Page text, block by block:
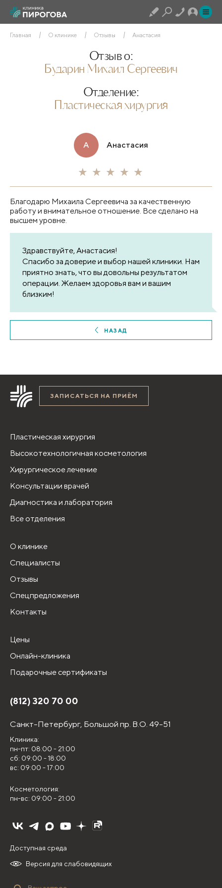
Главная О клинике Отзывы Анастасия
Отзыв о:
Бударин Михаил Сергеевич
Отделение:
Пластическая хирургия
А Анастасия
Благодарю Михаила Сергеевича за качественную
работу и внимательное отношение. Все сделано на
высшем уровне.
Здравствуйте, Анастасия!
Спасибо за доверие и выбор нашей клиники. Нам
приятно знать, что вы довольны результатом
операции. Желаем здоровья вам и вашим
близким!
НАЗАД
ЗАПИСАТЬСЯ НА ПРИЁМ
Пластическая хирургия
Высокотехнологичная косметология
Хирургическое лечение
Консультации врачей
Диагностика и лаборатория
Все отделения
О клинике
Специалисты
Отзывы
Спецпредложения
Контакты
Цены
Онлайн-клиника
Подарочные сертификаты
(812) 320 70 00
Санкт-Петербург, Большой пр. В.О. 49-51
Клиника:
пн-пт: 08:00 - 21:00
сб: 09:00 - 18:00
вс: 09:00 - 17:00
Косметология:
пн-вс: 09:00 - 21:00
Версия для слабовидящих
Доступная среда